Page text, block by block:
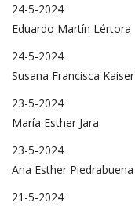
24-5-2024
Eduardo Martín Lértora
24-5-2024
Susana Francisca Kaiser
23-5-2024
María Esther Jara
23-5-2024
Ana Esther Piedrabuena
21-5-2024